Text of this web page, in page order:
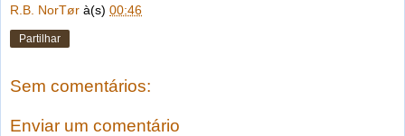
R.B. NorTør à(s) 00:46
Partilhar
Sem comentários:
Enviar um comentário